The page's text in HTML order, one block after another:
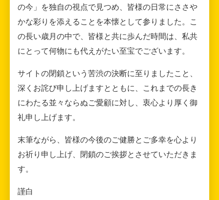
の今」を独自の視点で見つめ、皆様の日常にささや
かな彩りを添えることを本懐として参りました。こ
の長い歳月の中で、皆様と共に歩んだ時間は、私共
にとって何物にも代えがたい至宝でございます。
サイトの閉鎖という苦渋の決断に至りましたこと、
深くお詫び申し上げますとともに、これまでの長き
にわたる並々ならぬご愛顧に対し、衷心より厚く御
礼申し上げます。
末筆ながら、皆様の今後のご健勝とご多幸を心より
お祈り申し上げ、閉鎖のご挨拶とさせていただきま
す。
謹白